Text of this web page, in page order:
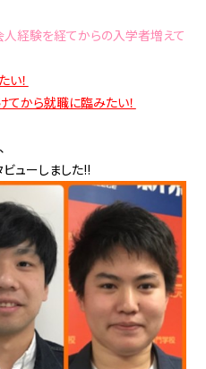
人経験を経てからの入学者増えて
！
から就職に臨みたい！
ューしました!!